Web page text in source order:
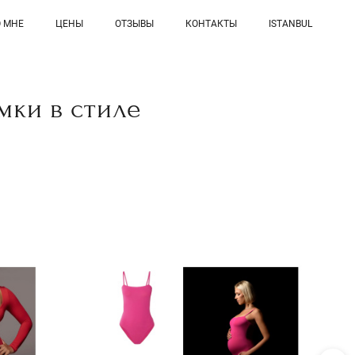
МНЕ ЦЕНЫ ОТЗЫВЫ КОНТАКТЫ ISTANBUL
в стиле